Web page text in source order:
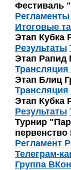
Фестиваль
Итоговые
Этап Кубка
Результаты
Этап Рапид
Трансляция
Этап Блиц
Трансляция
Этап Кубка
Результаты
Турнир
Регламент
Телеграм-
Группа